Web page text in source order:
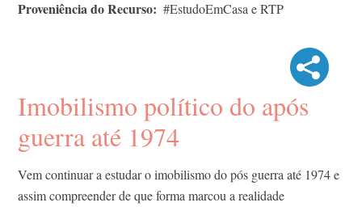
Proveniência do Recurso #EstudoEmCasa e RTP
Imobilismo político do após
guerra até 1974
Vem continuar a estudar o imobilismo do pós guerra até 1974 e
assim compreender de que forma marcou a realidade